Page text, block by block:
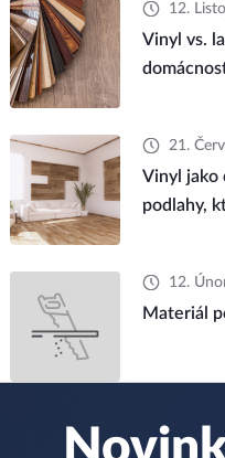
12.
Vinyl vs.
21.
Vinyl jako
podlahy,
12.
Materiál